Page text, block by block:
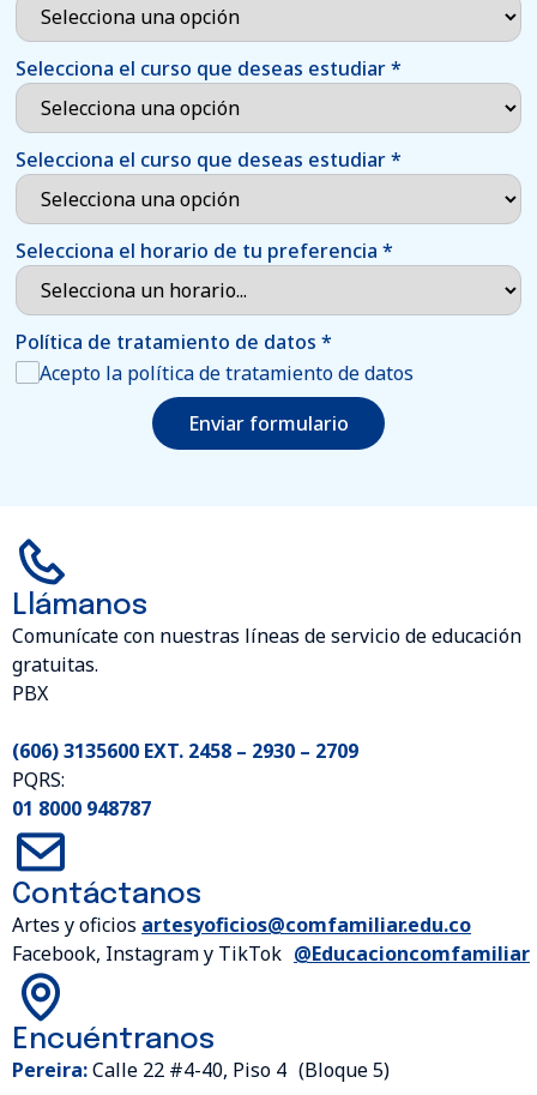
Selecciona el curso que deseas estudiar*
Selecciona el curso que deseas estudiar*
Selecciona el horario de tu preferencia*
Política de tratamiento de datos*
Acepto la política de tratamiento de datos
Enviar formulario
Llámanos
Comunícate con nuestras líneas de servicio de educación
gratuitas.
PBX
(606) 3135600 EXT. 2458 – 2930 – 2709
PQRS:
01 8000 948787
Contáctanos
Artes y oficios artesyoficios@comfamiliar.edu.co
Facebook, Instagram y TikTok @Educacioncomfamiliar
Encuéntranos
Pereira:Calle 22 #4-40, Piso 4 (Bloque 5)